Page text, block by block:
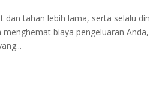
dan tahan lebih lama, serta selalu
biaya pengeluaran